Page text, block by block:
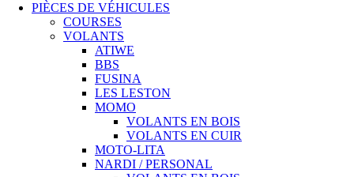
PIÈCES DE VÉHICULES
COURSES
VOLANTS
ATIWE
BBS
FUSINA
LES LESTON
MOMO
VOLANTS EN BOIS
VOLANTS EN CUIR
MOTO-LITA
NARDI / PERSONAL